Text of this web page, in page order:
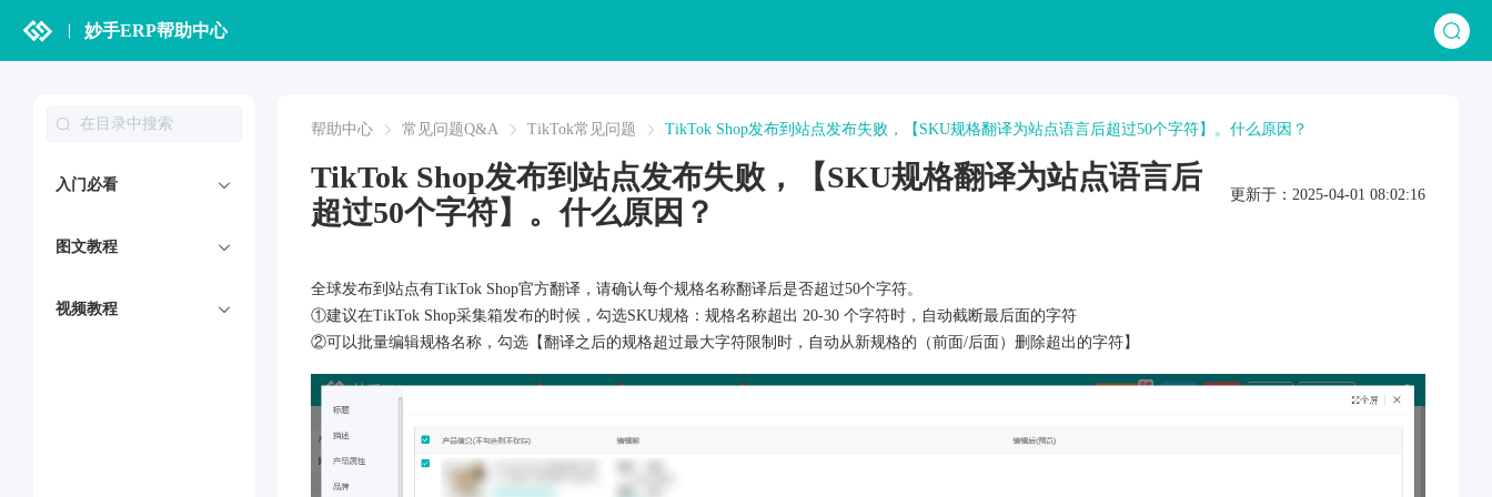
妙手ERP帮助中心
入门必看
图文教程
视频教程
帮助中心 常见问题Q&A TikTok常见问题 TikTok Shop发布到站点发布失败，【SKU规格翻译为站点语言后超过50个字符】。什么原因？
TikTok Shop发布到站点发布失败，【SKU规格翻译为站点语言后
超过50个字符】。什么原因？
更新于：2025-04-01 08:02:16
全球发布到站点有TikTok Shop官方翻译，请确认每个规格名称翻译后是否超过50个字符。
①建议在TikTok Shop采集箱发布的时候，勾选SKU规格：规格名称超出 20-30 个字符时，自动截断最后面的字符
②可以批量编辑规格名称，勾选【翻译之后的规格超过最大字符限制时，自动从新规格的（前面/后面）删除超出的字符】